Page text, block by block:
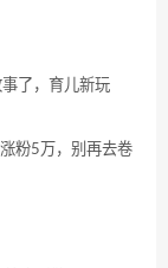
了，育儿新玩
粉5万，别再去卷